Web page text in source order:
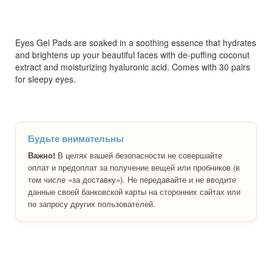
Eyes Gel Pads are soaked in a soothing essence that hydrates
and brightens up your beautiful faces with de-puffing coconut
extract and moisturizing hyaluronic acid. Comes with 30 pairs
for sleepy eyes.
Будьте внимательны
Важно! В целях вашей безопасности не совершайте
оплат и предоплат за получение вещей или пробников (в
том числе «за доставку»). Не передавайте и не вводите
данные своей банковской карты на сторонних сайтах или
по запросу других пользователей.